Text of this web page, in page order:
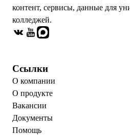
контент, сервисы, данные для
колледжей.
Ссылки
О компании
О продукте
Вакансии
Документы
Помощь